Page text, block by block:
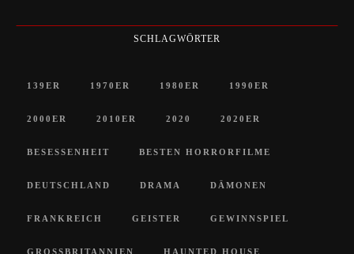
SCHLAGWÖRTER
139ER 1970ER 1980ER 1990ER
2000ER 2010ER 2020 2020ER
BESESSENHEIT BESTEN HORRORFILME
DEUTSCHLAND DRAMA DÄMONEN
FRANKREICH GEISTER GEWINNSPIEL
GROSSBRITANNIEN HAUNTED HOUSE